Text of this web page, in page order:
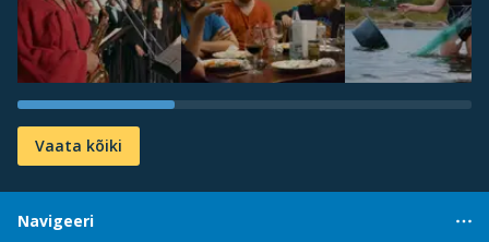
Vaata kõiki
Navigeeri